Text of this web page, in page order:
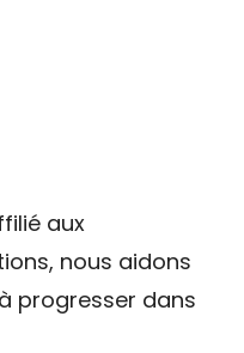
aux
nous aidons
progresser dans